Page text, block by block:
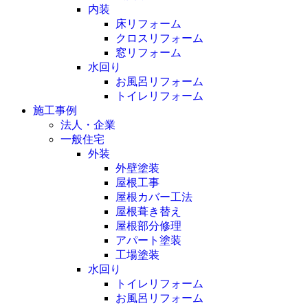
内装
床リフォーム
クロスリフォーム
窓リフォーム
水回り
お風呂リフォーム
トイレリフォーム
施工事例
法人・企業
一般住宅
外装
外壁塗装
屋根工事
屋根カバー工法
屋根葺き替え
屋根部分修理
アパート塗装
工場塗装
水回り
トイレリフォーム
お風呂リフォーム